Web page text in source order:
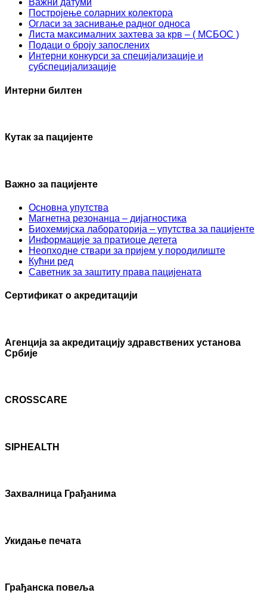
Важни датуми
Постројење соларних колектора
Огласи за заснивање радног односа
Листа максималних захтева за крв – ( МСБОС )
Подаци о броју запослених
Интерни конкурси за специјализације и
субспецијализације
Интерни билтен
Кутак за пацијенте
Важно за пацијенте
Основна упутства
Mагнетна резонанца – дијагностика
Биохемијска лабораторија – упутства за пацијенте
Информације за пратиоце детета
Неопходне ствари за пријем у породилиште
Кућни ред
Саветник за заштиту права пацијената
Сертификат о акредитацији
Агенцијa за акредитацију здравствених установа
Србије
CROSSCARE
SIPHEALTH
Захвалница Грађанима
Укидање печата
Грађанска повеља